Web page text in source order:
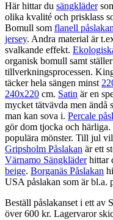
Här hittar du sängkläder
olika kvalité och prisklass
Bomull som flanell påslakan
jersey. Andra material är
svalkande effekt.
organisk bomull samt
tillverkningsprocessen.
täcker hela sängen minst
240x220 cm. Satin är en
mycket tätvävda men ändå
man kan sova i. Percale
gör dom tjocka och härliga.
populära mönster. Till jul
Gripsholm Påslakan är ett
Värnamo Sängkläderhittar
beige. Borganäs Påslakan
USA påslakan som är bl.a.
Beställ påslakanset i ett av
över 600 kr. Lagervaror